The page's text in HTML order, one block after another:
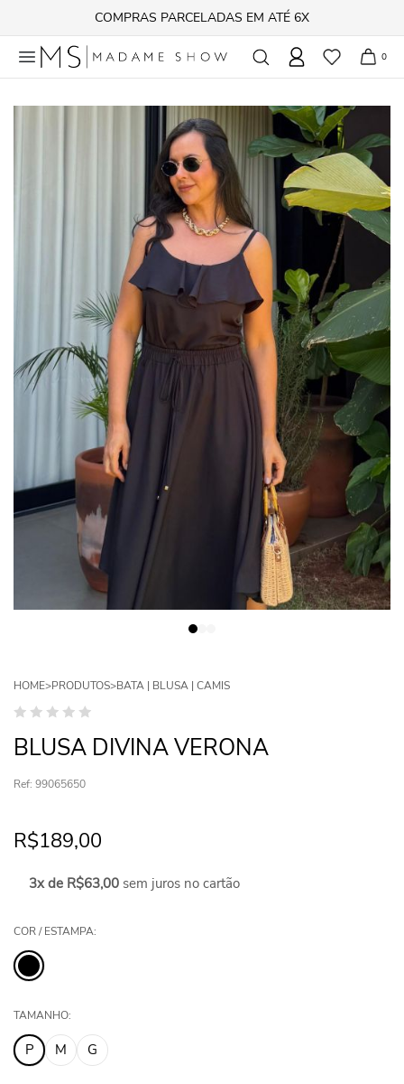
FRETE GRÁTIS acima de R$ 500,00
0
HOME>PRODUTOS>BATA | BLUSA | CAMIS
BLUSA DIVINA VERONA
Ref: 99065650
R$189,00
3x de R$63,00 sem juros no cartão
COR / ESTAMPA:
TAMANHO:
P M G